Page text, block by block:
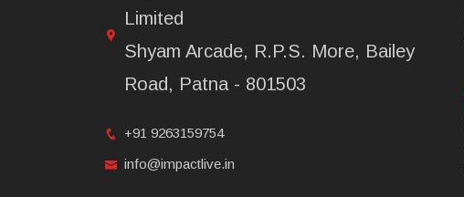
Limited
Shyam Arcade, R.P.S. More, Bailey
Road, Patna - 801503
+91 9263159754
info@impactlive.in